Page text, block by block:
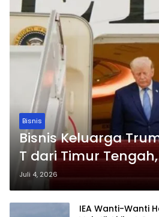
Bisnis
Bisnis Keluarga
T dari Timur
Kripto
Juli 4, 2026
IEA Wanti-Wanti